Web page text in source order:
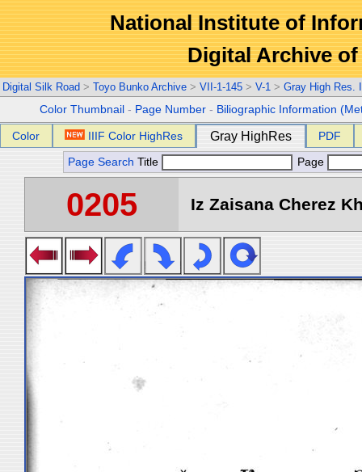
National Institute of
Digital Archive
Digital Silk Road > Toyo Bunko Archive > VII-1-145 > V-1 > Gray High Res.
Color Thumbnail - Page Number - Biliographic Information
Color IIIF Color HighRes Gray HighRes PDF
Page Search Title Page
0205 Iz Zaisana Cherez